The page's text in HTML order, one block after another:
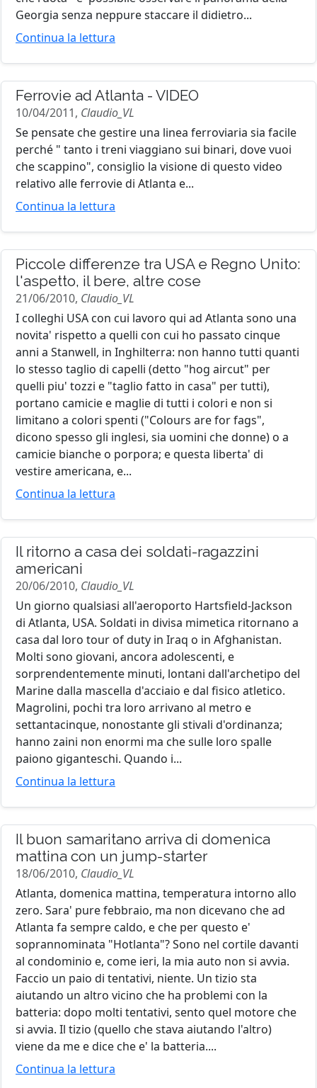
Georgia senza neppure staccare il didietro...
Continua la lettura
Ferrovie ad Atlanta - VIDEO
10/04/2011, Claudio_VL
Se pensate che gestire una linea ferroviaria sia facile
perché " tanto i treni viaggiano sui binari, dove vuoi
che scappino", consiglio la visione di questo video
relativo alle ferrovie di Atlanta e...
Continua la lettura
Piccole differenze tra USA e Regno Unito:
l'aspetto, il bere, altre cose
21/06/2010, Claudio_VL
I colleghi USA con cui lavoro qui ad Atlanta sono una
novita' rispetto a quelli con cui ho passato cinque
anni a Stanwell, in Inghilterra: non hanno tutti quanti
lo stesso taglio di capelli (detto "hog aircut" per
quelli piu' tozzi e "taglio fatto in casa" per tutti),
portano camicie e maglie di tutti i colori e non si
limitano a colori spenti ("Colours are for fags",
dicono spesso gli inglesi, sia uomini che donne) o a
camicie bianche o porpora; e questa liberta' di
vestire americana, e...
Continua la lettura
Il ritorno a casa dei soldati-ragazzini
americani
20/06/2010, Claudio_VL
Un giorno qualsiasi all'aeroporto Hartsfield-Jackson
di Atlanta, USA. Soldati in divisa mimetica ritornano a
casa dal loro tour of duty in Iraq o in Afghanistan.
Molti sono giovani, ancora adolescenti, e
sorprendentemente minuti, lontani dall'archetipo del
Marine dalla mascella d'acciaio e dal fisico atletico.
Magrolini, pochi tra loro arrivano al metro e
settantacinque, nonostante gli stivali d'ordinanza;
hanno zaini non enormi ma che sulle loro spalle
paiono giganteschi. Quando i...
Continua la lettura
Il buon samaritano arriva di domenica
mattina con un jump-starter
18/06/2010, Claudio_VL
Atlanta, domenica mattina, temperatura intorno allo
zero. Sara' pure febbraio, ma non dicevano che ad
Atlanta fa sempre caldo, e che per questo e'
soprannominata "Hotlanta"? Sono nel cortile davanti
al condominio e, come ieri, la mia auto non si avvia.
Faccio un paio di tentativi, niente. Un tizio sta
aiutando un altro vicino che ha problemi con la
batteria: dopo molti tentativi, sento quel motore che
si avvia. Il tizio (quello che stava aiutando l'altro)
viene da me e dice che e' la batteria....
Continua la lettura